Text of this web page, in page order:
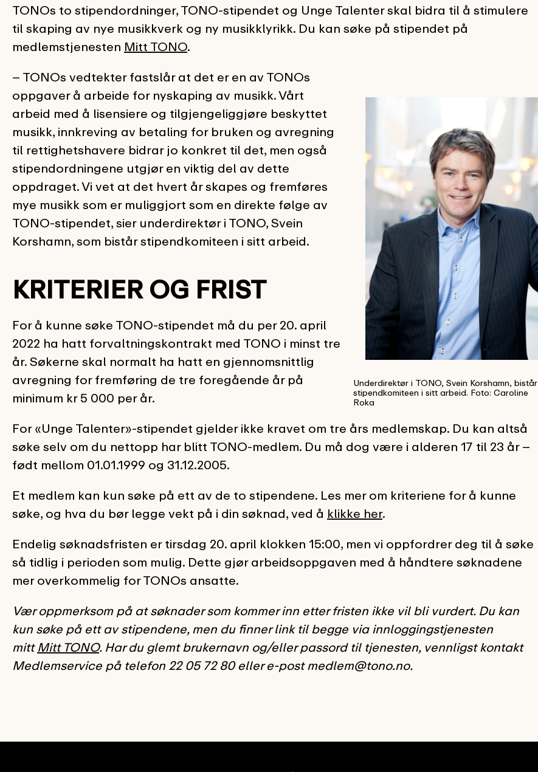
TONOs to stipendordninger, TONO-stipendet og Unge Talenter skal bidra til å stimulere
til skaping av nye musikkverk og ny musikklyrikk. Du kan søke på stipendet på
medlemstjenesten Mitt TONO.
Underdirektør i TONO, Svein Korshamn, bistår
stipendkomiteen i sitt arbeid. Foto: Caroline
Roka
– TONOs vedtekter fastslår at det er en av TONOs
oppgaver å arbeide for nyskaping av musikk. Vårt
arbeid med å lisensiere og tilgjengeliggjøre beskyttet
musikk, innkreving av betaling for bruken og avregning
til rettighetshavere bidrar jo konkret til det, men også
stipendordningene utgjør en viktig del av dette
oppdraget. Vi vet at det hvert år skapes og fremføres
mye musikk som er muliggjort som en direkte følge av
TONO-stipendet, sier underdirektør i TONO, Svein
Korshamn, som bistår stipendkomiteen i sitt arbeid.
KRITERIER OG FRIST
For å kunne søke TONO-stipendet må du per 20. april
2022 ha hatt forvaltningskontrakt med TONO i minst tre
år. Søkerne skal normalt ha hatt en gjennomsnittlig
avregning for fremføring de tre foregående år på
minimum kr 5 000 per år.
For «Unge Talenter»-stipendet gjelder ikke kravet om tre års medlemskap. Du kan altså
søke selv om du nettopp har blitt TONO-medlem. Du må dog være i alderen 17 til 23 år –
født mellom 01.01.1999 og 31.12.2005.
Et medlem kan kun søke på ett av de to stipendene. Les mer om kriteriene for å kunne
søke, og hva du bør legge vekt på i din søknad, ved å klikke her.
Endelig søknadsfristen er tirsdag 20. april klokken 15:00, men vi oppfordrer deg til å søke
så tidlig i perioden som mulig. Dette gjør arbeidsoppgaven med å håndtere søknadene
mer overkommelig for TONOs ansatte.
Vær oppmerksom på at søknader som kommer inn etter fristen ikke vil bli vurdert. Du kan
kun søke på ett av stipendene, men du finner link til begge via innloggingstjenesten
mitt Mitt TONO. Har du glemt brukernavn og/eller passord til tjenesten, vennligst kontakt
Medlemservice på telefon 22 05 72 80 eller e-post medlem@tono.no.